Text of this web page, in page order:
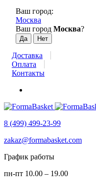
Ваш город:
Москва
Ваш город Москва?
Доставка
Оплата
Контакты
8 (499) 499-23-99
zakaz@formabasket.com
График работы
пн-пт 10.00 – 19.00